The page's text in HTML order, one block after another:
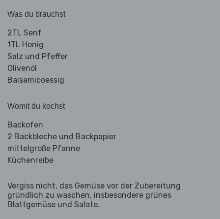
Was du brauchst
2TL Senf
1TL Honig
Salz und Pfeffer
Olivenöl
Balsamicoessig
Womit du kochst
Backofen
2 Backbleche und Backpapier
mittelgroße Pfanne
Küchenreibe
Vergiss nicht, das Gemüse vor der Zubereitung
gründlich zu waschen, insbesondere grünes
Blattgemüse und Salate.